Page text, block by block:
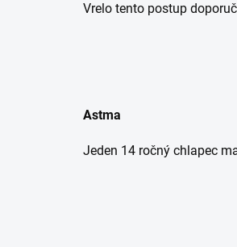
Vrelo tento postup
Astma
Jeden 14 ročný chlapec